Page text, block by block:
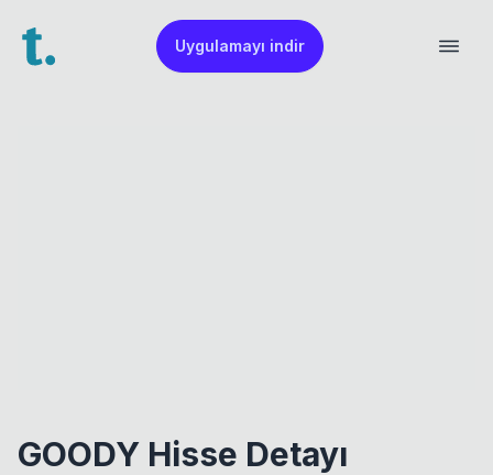
Uygulamayı indir
GOODY Hisse Detayı